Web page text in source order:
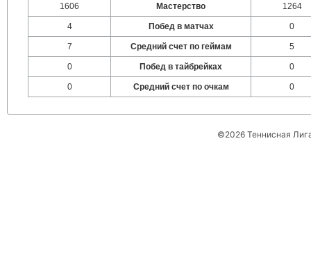
1606 Мастерство 1264
4 Побед в матчах 0
7 Средний счет по геймам 5
0 Побед в тайбрейках 0
0 Средний счет по очкам 0
©2026 Теннисная